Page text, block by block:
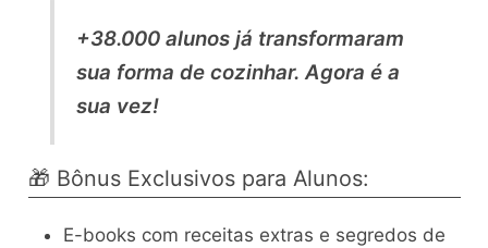
+38.000 alunos já transformaram
sua forma de cozinhar. Agora é a
sua vez!
🎁 Bônus Exclusivos para Alunos:
E-books com receitas extras e segredos de